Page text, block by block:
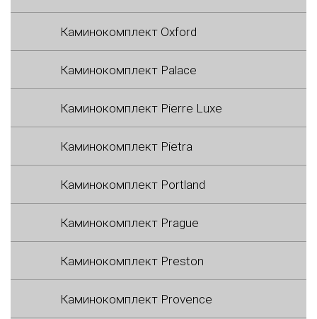
Каминокомплект Oxford
Каминокомплект Palace
Каминокомплект Pierre Luxe
Каминокомплект Pietra
Каминокомплект Portland
Каминокомплект Prague
Каминокомплект Preston
Каминокомплект Provence